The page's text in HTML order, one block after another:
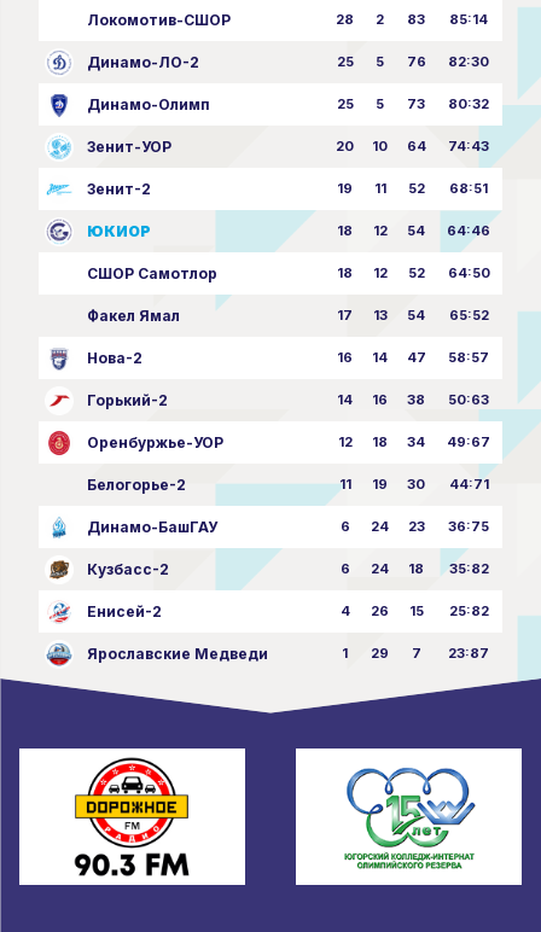
Локомотив-СШОР 28 2 83 85:14
Динамо-ЛО-2 25 5 76 82:30
Динамо-Олимп 25 5 73 80:32
Зенит-УОР 20 10 64 74:43
Зенит-2 19 11 52 68:51
ЮКИОР 18 12 54 64:46
СШОР Самотлор 18 12 52 64:50
Факел Ямал 17 13 54 65:52
Нова-2 16 14 47 58:57
Горький-2 14 16 38 50:63
Оренбуржье-УОР 12 18 34 49:67
Белогорье-2 11 19 30 44:71
Динамо-БашГАУ 6 24 23 36:75
Кузбасс-2 6 24 18 35:82
Енисей-2 4 26 15 25:82
Ярославские Медведи 1 29 7 23:87